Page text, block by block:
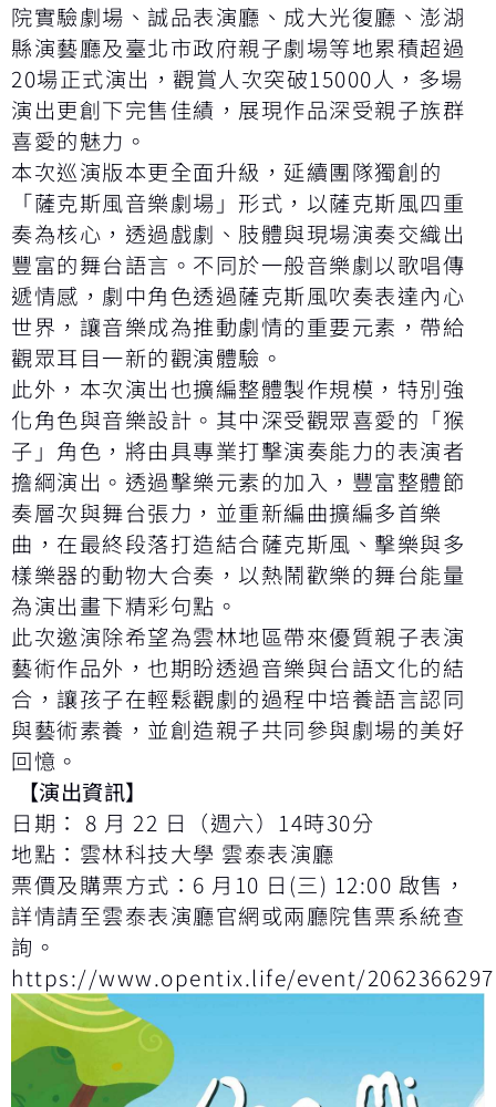
院實驗劇場、誠品表演廳、成大光復廳、澎湖
縣演藝廳及臺北市政府親子劇場等地累積超過
20場正式演出，觀賞人次突破15000人，多場
演出更創下完售佳績，展現作品深受親子族群
喜愛的魅力。
本次巡演版本更全面升級，延續團隊獨創的
「薩克斯風音樂劇場」形式，以薩克斯風四重
奏為核心，透過戲劇、肢體與現場演奏交織出
豐富的舞台語言。不同於一般音樂劇以歌唱傳
遞情感，劇中角色透過薩克斯風吹奏表達內心
世界，讓音樂成為推動劇情的重要元素，帶給
觀眾耳目一新的觀演體驗。
此外，本次演出也擴編整體製作規模，特別強
化角色與音樂設計。其中深受觀眾喜愛的「猴
子」角色，將由具專業打擊演奏能力的表演者
擔綱演出。透過擊樂元素的加入，豐富整體節
奏層次與舞台張力，並重新編曲擴編多首樂
曲，在最終段落打造結合薩克斯風、擊樂與多
樣樂器的動物大合奏，以熱鬧歡樂的舞台能量
為演出畫下精彩句點。
此次邀演除希望為雲林地區帶來優質親子表演
藝術作品外，也期盼透過音樂與台語文化的結
合，讓孩子在輕鬆觀劇的過程中培養語言認同
與藝術素養，並創造親子共同參與劇場的美好
回憶。
【演出資訊】
日期： 8 月 22 日（週六）14時30分
地點：雲林科技大學 雲泰表演廳
票價及購票方式：6 月10 日(三) 12:00 啟售，
詳情請至雲泰表演廳官網或兩廳院售票系統查
詢。
https://www.opentix.life/event/